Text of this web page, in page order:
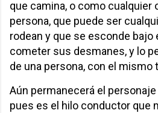
que camina, o como cualquier
persona, que puede ser
rodean y que se esconde bajo
cometer sus desmanes, y lo
de una persona, con el mismo
Aún permanecerá el
pues es el hilo conductor que